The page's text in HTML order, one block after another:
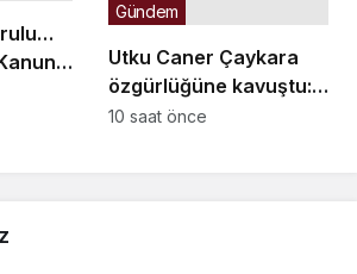
Utku Caner Çaykara
özgürlüğüne kavuştu:
Ardımızda
Gündem
10 saat önce